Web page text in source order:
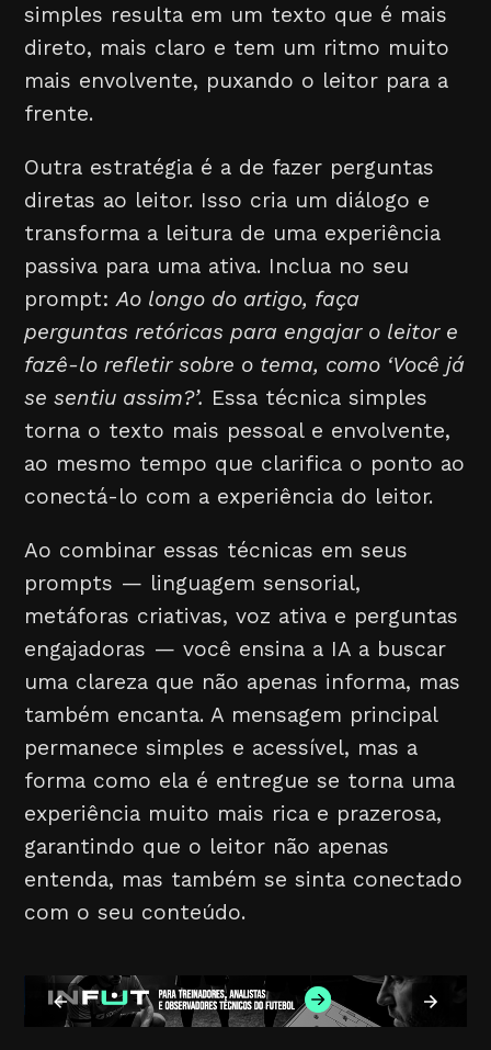
simples resulta em um texto que é mais
direto, mais claro e tem um ritmo muito
mais envolvente, puxando o leitor para a
frente.
Outra estratégia é a de fazer perguntas
diretas ao leitor. Isso cria um diálogo e
transforma a leitura de uma experiência
passiva para uma ativa. Inclua no seu
prompt:Ao longo do artigo, faça
perguntas retóricas para engajar o leitor e
fazê-lo refletir sobre o tema, como ‘Você já
se sentiu assim?’. Essa técnica simples
torna o texto mais pessoal e envolvente,
ao mesmo tempo que clarifica o ponto ao
conectá-lo com a experiência do leitor.
Ao combinar essas técnicas em seus
prompts — linguagem sensorial,
metáforas criativas, voz ativa e perguntas
engajadoras — você ensina a IA a buscar
uma clareza que não apenas informa, mas
também encanta. A mensagem principal
permanece simples e acessível, mas a
forma como ela é entregue se torna uma
experiência muito mais rica e prazerosa,
garantindo que o leitor não apenas
entenda, mas também se sinta conectado
com o seu conteúdo.